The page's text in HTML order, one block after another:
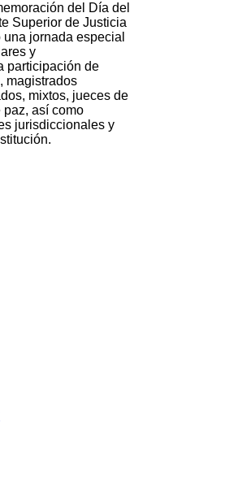
del Día del
Superior de Justicia
jornada especial
y
participación de
magistrados
mixtos, jueces de
paz, así como
jurisdiccionales y